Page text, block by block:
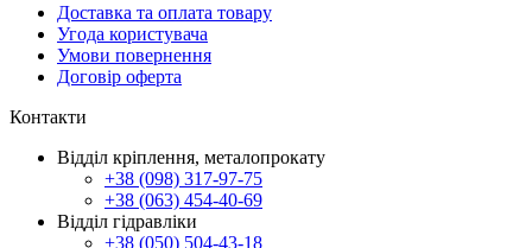
Доставка та оплата товару
Угода користувача
Умови повернення
Договір оферта
Контакти
Відділ кріплення, металопрокату
+38 (098) 317-97-75
+38 (063) 454-40-69
Відділ гідравліки
+38 (050) 504-43-18